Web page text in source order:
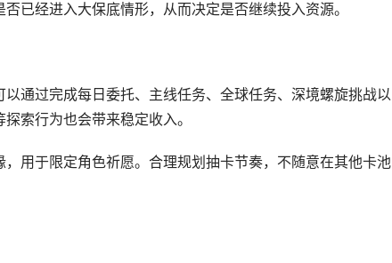
已经进入大保底情形，从而决定是否继续投入资源。
通过完成每日委托、主线任务、全球任务、深境螺旋挑战以
索行为也会带来稳定收入。
用于限定角色祈愿。合理规划抽卡节奏，不随意在其他卡池